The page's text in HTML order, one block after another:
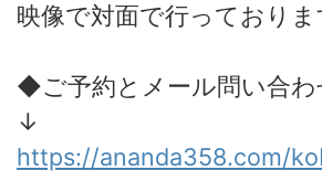
映像で対面で行っておりま
◆ご予約とメール問い合
↓
https://ananda358.com/